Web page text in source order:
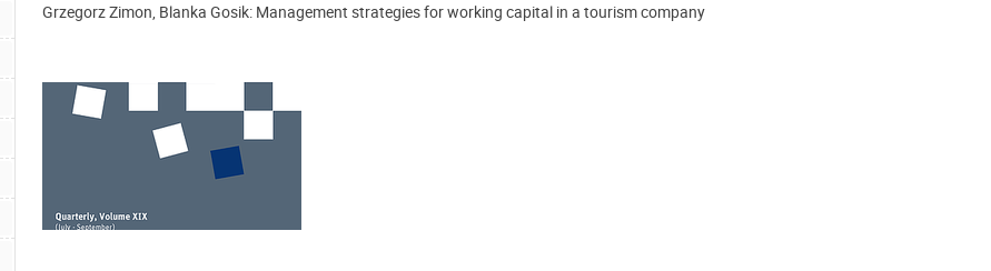
Grzegorz Zimon, Blanka Gosik: Management strategies for working capital in a tourism company